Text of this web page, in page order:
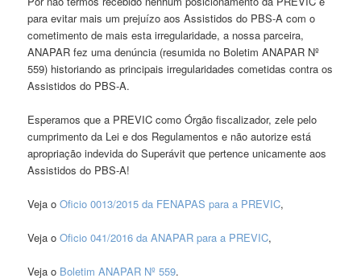
para evitar mais um prejuízo aos Assistidos do PBS-A com o
cometimento de mais esta irregularidade, a nossa parceira,
ANAPAR fez uma denúncia (resumida no Boletim ANAPAR Nº
559) historiando as principais irregularidades cometidas contra os
Assistidos do PBS-A.
Esperamos que a PREVIC como Órgão fiscalizador, zele pelo
cumprimento da Lei e dos Regulamentos e não autorize está
apropriação indevida do Superávit que pertence unicamente aos
Assistidos do PBS-A!
Veja oOficio 0013/2015 da FENAPAS para a PREVIC,
Veja oOficio 041/2016 da ANAPAR para a PREVIC,
Veja o Boletim ANAPAR Nº 559.